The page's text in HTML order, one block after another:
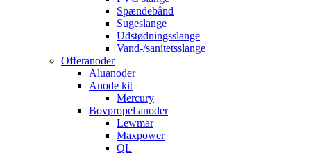
Spændebånd
Sugeslange
Udstødningsslange
Vand-/sanitetsslange
Offeranoder
Aluanoder
Anode kit
Mercury
Bovpropel anoder
Lewmar
Maxpower
QL